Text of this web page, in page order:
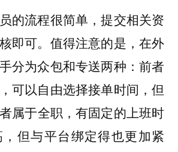
的流程很简单，提交相关资
即可。值得注意的是，在外
分为众包和专送两种：前者
可以自由选择接单时间，但
属于全职，有固定的上班时
但与平台绑定得也更加紧